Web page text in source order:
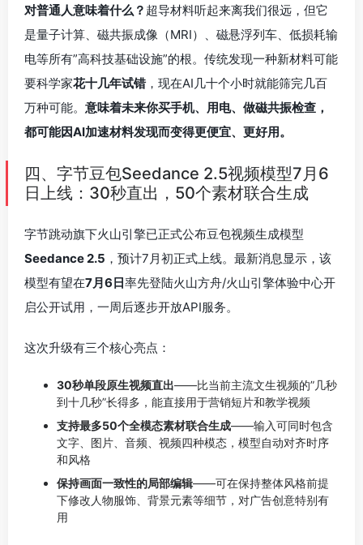
对普通人意味着什么？ 超导材料听起来离我们很远，但它
是量子计算、磁共振成像（MRI）、磁悬浮列车、低损耗输
电等所有”高科技基础设施”的根。传统发现一种新材料可能
要科学家花十几年试错，现在AI几十个小时就能筛完几百
万种可能。 意味着未来你买手机、用电、做磁共振检查，
都可能因AI加速材料发现而变得更便宜、更好用。
四、字节豆包Seedance 2.5视频模型7月6
日上线：30秒直出，50个素材联合生成
字节跳动旗下火山引擎已正式公布豆包视频生成模型
Seedance 2.5 ，预计7月初正式上线。最新消息显示，该
模型有望在7月6日率先登陆火山方舟/火山引擎体验中心开
启公开试用，一周后逐步开放API服务。
这次升级有三个核心亮点：
30秒单段原生视频直出——比当前主流文生视频的”几秒
到十几秒”长得多，能直接用于营销短片和教学视频
支持最多50个全模态素材联合生成——输入可同时包含
文字、图片、音频、视频四种模态，模型自动对齐时序
和风格
保持画面一致性的局部编辑——可在保持整体风格前提
下修改人物服饰、背景元素等细节，对广告创意特别有
用